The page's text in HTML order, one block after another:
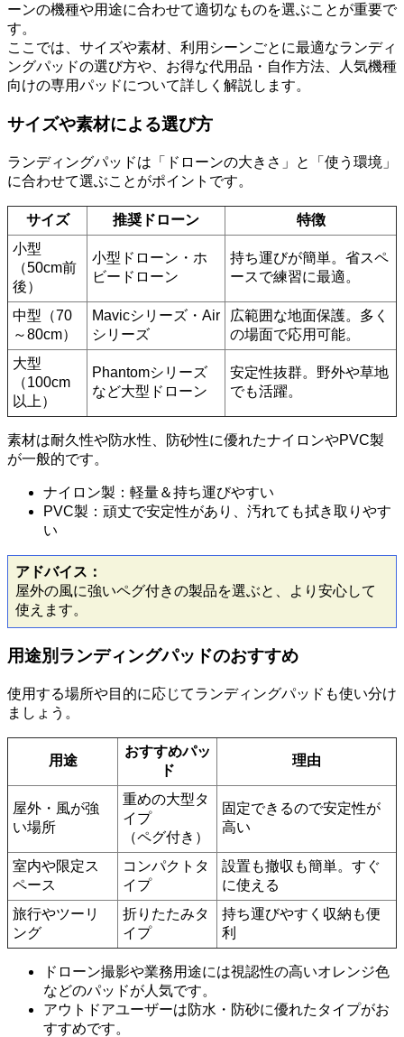
ーンの機種や用途に合わせて適切なものを選ぶことが重要で
す。
ここでは、サイズや素材、利用シーンごとに最適なランディ
ングパッドの選び方や、お得な代用品・自作方法、人気機種
向けの専用パッドについて詳しく解説します。
サイズや素材による選び方
ランディングパッドは「ドローンの大きさ」と「使う環境」
に合わせて選ぶことがポイントです。
サイズ 推奨ドローン
特徴
小型
（50cm前
後）
小型ドローン・ホ
ビードローン
持ち運びが簡単。省スペ
ースで練習に最適。
中型（70
～80cm）
Mavicシリーズ・Air
シリーズ
広範囲な地面保護。多く
の場面で応用可能。
大型
（100cm
以上）
Phantomシリーズ
など大型ドローン
安定性抜群。野外や草地
でも活躍。
素材は耐久性や防水性、防砂性に優れたナイロンやPVC製
が一般的です。
ナイロン製：軽量＆持ち運びやすい
PVC製：頑丈で安定性があり、汚れても拭き取りやす
い
アドバイス：
屋外の風に強いペグ付きの製品を選ぶと、より安心して
使えます。
用途別ランディングパッドのおすすめ
使用する場所や目的に応じてランディングパッドも使い分け
ましょう。
用途
おすすめパッ
ド
理由
屋外・風が強
い場所
重めの大型タ
イプ
（ペグ付き）
固定できるので安定性が
高い
室内や限定ス
ペース
コンパクトタ
イプ
設置も撤収も簡単。すぐ
に使える
旅行やツーリ
ング
折りたたみタ
イプ
持ち運びやすく収納も便
利
ドローン撮影や業務用途には視認性の高いオレンジ色
などのパッドが人気です。
アウトドアユーザーは防水・防砂に優れたタイプがお
すすめです。